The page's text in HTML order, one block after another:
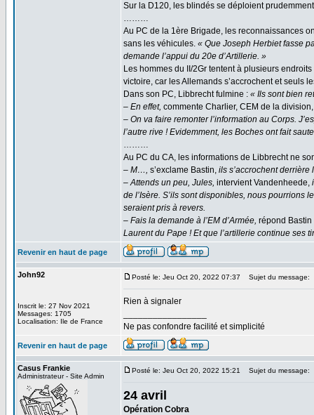
Sur la D120, les blindés se déploient
………
Au PC de la 1ère Brigade, les reconnaissances
sans les véhicules. « Que Joseph Herbiet fasse
demande l’appui du 20e d’Artillerie. »
Les hommes du II/2Gr tentent à plusieurs
victoire, car les Allemands s’accrochent et seuls
Dans son PC, Libbrecht fulmine : « Ils sont bien
– En effet, commente Charlier, CEM de la
– On va faire remonter l’information au Corps.
l’autre rive ! Evidemment, les Boches ont fait
………
Au PC du CA, les informations de Libbrecht ne
– M…, s’exclame Bastin, ils s’accrochent derrière
– Attends un peu, Jules, intervient Vandenheede,
de l’Isère. S’ils sont disponibles, nous pourrions
seraient pris à revers.
– Fais la demande à l’EM d’Armée, répond
Laurent du Pape ! Et que l’artillerie continue ses
Revenir en haut de page
John92
Inscrit le: 27 Nov 2021
Messages: 1705
Localisation: Ile de France
Posté le: Jeu Oct 20, 2022 07:37 Sujet du message:
Rien à signaler
Ne pas confondre facilité et simplicité
Revenir en haut de page
Casus Frankie
Administrateur - Site Admin
Posté le: Jeu Oct 20, 2022 15:21 Sujet du message:
24 avril
Opération Cobra